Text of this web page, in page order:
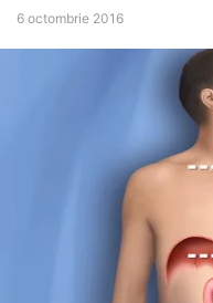
6 octombrie 2016